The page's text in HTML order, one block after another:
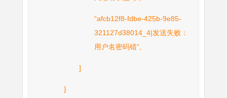
“afcb12f8-fdbe-425b-9e85-
321127d38014_4|发送失败：
用户名密码错”,
]
}